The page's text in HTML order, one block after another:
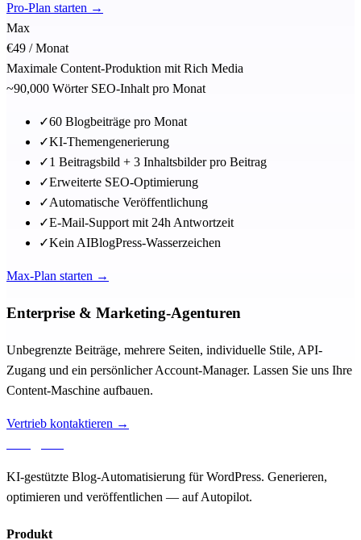
Pro-Plan starten →
Max
€49 / Monat
Maximale Content-Produktion mit Rich Media
~90,000 Wörter SEO-Inhalt pro Monat
✓60 Blogbeiträge pro Monat
✓KI-Themengenerierung
✓1 Beitragsbild + 3 Inhaltsbilder pro Beitrag
✓Erweiterte SEO-Optimierung
✓Automatische Veröffentlichung
✓E-Mail-Support mit 24h Antwortzeit
✓Kein AIBlogPress-Wasserzeichen
Max-Plan starten →
Enterprise & Marketing-Agenturen
Unbegrenzte Beiträge, mehrere Seiten, individuelle Stile, API-
Zugang und ein persönlicher Account-Manager. Lassen Sie uns Ihre
Content-Maschine aufbauen.
Vertrieb kontaktieren →
KI-gestützte Blog-Automatisierung für WordPress. Generieren,
optimieren und veröffentlichen — auf Autopilot.
Produkt